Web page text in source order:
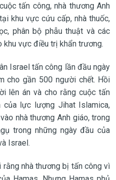
tấn công, nhà thương Anh
khu vực cứu cấp, nhà thuốc,
phân bộ phẫu thuật và các
khu vực điều trị khẩn trương.
Israel tấn công lần đầu ngày
cho gần 500 người chết. Hồi
lên án và cho rằng cuộc tấn
lực lượng Jihat Islamica,
nhà thương Anh giáo, trong
trong những ngày đầu của
Israel.
nhà thương bị tấn công vì